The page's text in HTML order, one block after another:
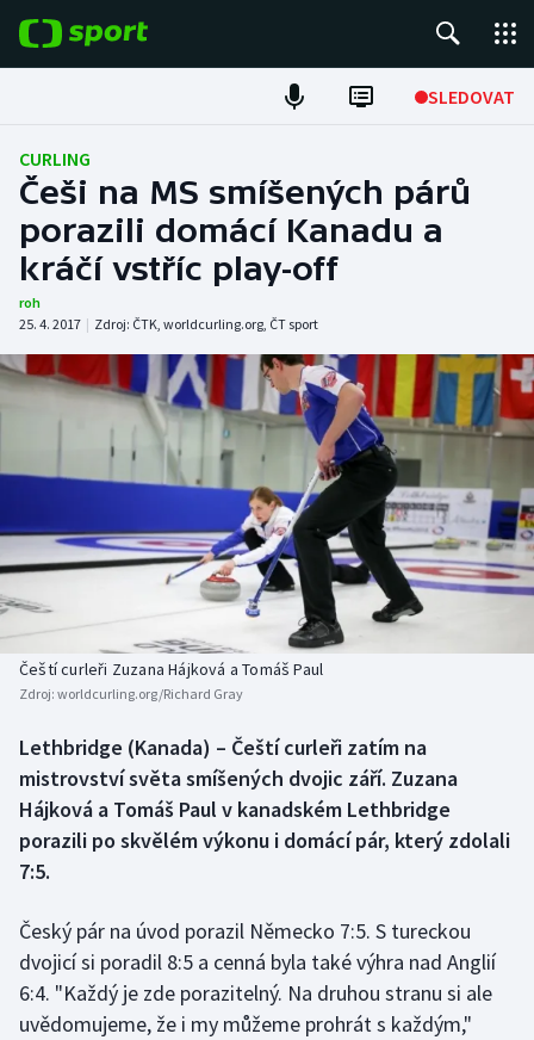
SLEDOVAT
Fotbal
Hokej
Tenis
Atletika
Cyklistika
Americký fotbal
Baseball a softbal
Basketbal
Biatlon
Box
Curling
Florbal
Futsal
Soutěže
Historické návraty
Aplikace ČT sport
CURLING
Češi na MS smíšených párů
porazili domácí Kanadu a
kráčí vstříc play-off
roh
25. 4. 2017 | Zdroj: ČTK, worldcurling.org, ČT sport
Čeští curleři Zuzana Hájková a Tomáš Paul
Zdroj: worldcurling.org/Richard Gray
Lethbridge (Kanada) – Čeští curleři zatím na
mistrovství světa smíšených dvojic září. Zuzana
Hájková a Tomáš Paul v kanadském Lethbridge
porazili po skvělém výkonu i domácí pár, který zdolali
7:5.
Český pár na úvod porazil Německo 7:5. S tureckou
dvojicí si poradil 8:5 a cenná byla také výhra nad Anglií
6:4. "Každý je zde porazitelný. Na druhou stranu si ale
uvědomujeme, že i my můžeme prohrát s každým,"